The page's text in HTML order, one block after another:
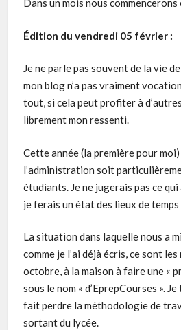
Dans un mois nous
Édition du vendredi 05 février :
Je ne parle pas souvent de la vie
mon blog n’a pas vraiment
tout, si cela peut profiter à
librement mon ressenti.
Cette année (la première pour
l’administration soit
étudiants. Je ne jugerais pas ce
je ferais un état des lieux de
La situation dans laquelle nous a
comme je l’ai déjà écris, ce sont
octobre, à la maison à faire une «
sous le nom « d’EprepCourses ».
fait perdre la méthodologie de
sortant du lycée.